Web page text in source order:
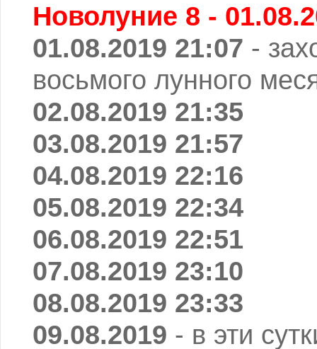
Новолуние 8 -
01.08.2019 21:07 -
восьмого лунного
02.08.2019 21:35
03.08.2019 21:57
04.08.2019 22:16
05.08.2019 22:34
06.08.2019 22:51
07.08.2019 23:10
08.08.2019 23:33
09.08.2019 - в эти